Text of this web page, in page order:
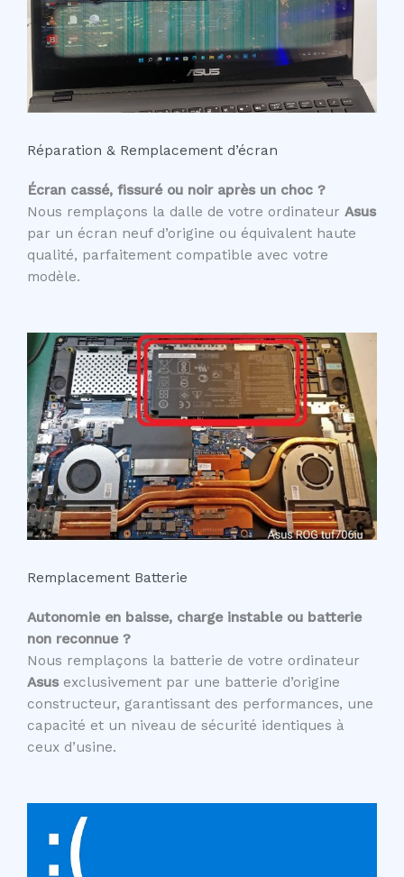
Réparation & Remplacement d’écran
Écran cassé, fissuré ou noir après un choc ?
Nous remplaçons la dalle de votre ordinateur Asus
par un écran neuf d’origine ou équivalent haute
qualité, parfaitement compatible avec votre
modèle.
Remplacement Batterie
Autonomie en baisse, charge instable ou batterie
non reconnue ?
Nous remplaçons la batterie de votre ordinateur
Asusexclusivement par une batterie d’origine
constructeur, garantissant des performances, une
capacité et un niveau de sécurité identiques à
ceux d’usine.